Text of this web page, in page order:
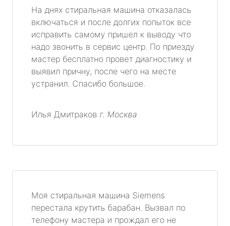
На днях стиральная машина отказалась
включаться и после долгих попыток все
исправить самому пришел к выводу что
надо звонить в сервис центр. По приезду
мастер бесплатно провет диагностику и
выявил причну, после чего на месте
устранил. Спасибо большое.
Илья Дмитраков г. Москва
Моя стиральная машина Siemens
перестала крутить барабан. Вызвал по
телефону мастера и прождал его не